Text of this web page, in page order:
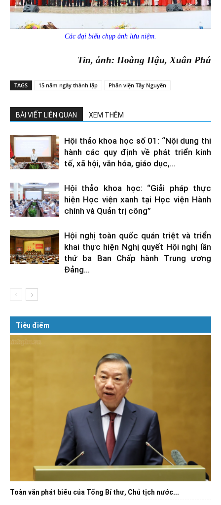
Các đại biểu chụp ảnh lưu niệm.
Tin, ảnh: Hoàng Hậu, Xuân Phú
TAGS 15 năm ngày thành lập Phân viện Tây Nguyên
BÀI VIẾT LIÊN QUAN XEM THÊM
Hội thảo khoa học số 01: “Nội dung thi
hành các quy định về phát triển kinh
tế, xã hội, văn hóa, giáo dục,...
Hội thảo khoa học: “Giải pháp thực
hiện Học viện xanh tại Học viện Hành
chính và Quản trị công”
Hội nghị toàn quốc quán triệt và triển
khai thực hiện Nghị quyết Hội nghị lần
thứ ba Ban Chấp hành Trung ương
Đảng...
Tiêu điểm
Toàn văn phát biểu của Tổng Bí thư, Chủ tịch nước...